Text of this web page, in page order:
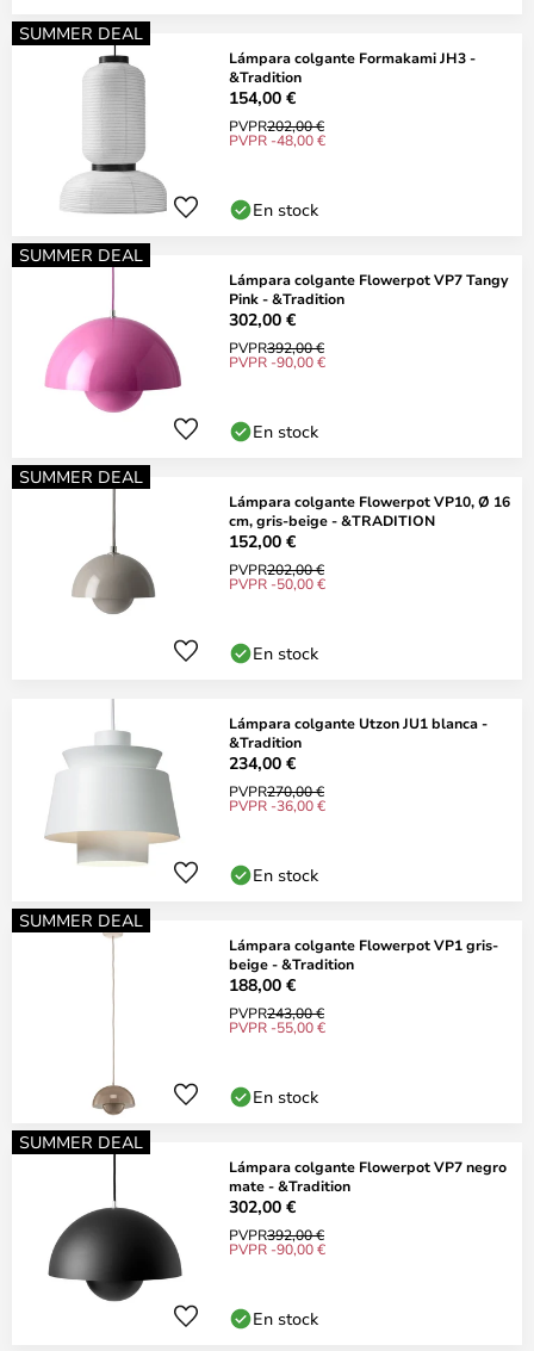
SUMMER DEAL
Lámpara colgante Formakami JH3 -
&Tradition
154,00 €
PVPR202,00 €
PVPR -48,00 €
En stock
SUMMER DEAL
Lámpara colgante Flowerpot VP7 Tangy
Pink - &Tradition
302,00 €
PVPR392,00 €
PVPR -90,00 €
En stock
SUMMER DEAL
Lámpara colgante Flowerpot VP10, Ø 16
cm, gris-beige - &TRADITION
152,00 €
PVPR202,00 €
PVPR -50,00 €
En stock
Lámpara colgante Utzon JU1 blanca -
&Tradition
234,00 €
PVPR270,00 €
PVPR -36,00 €
En stock
SUMMER DEAL
Lámpara colgante Flowerpot VP1 gris-
beige - &Tradition
188,00 €
PVPR243,00 €
PVPR -55,00 €
En stock
SUMMER DEAL
Lámpara colgante Flowerpot VP7 negro
mate - &Tradition
302,00 €
PVPR392,00 €
PVPR -90,00 €
En stock